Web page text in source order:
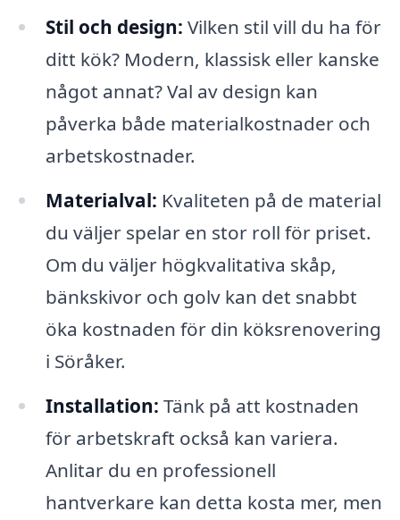
Stil och design: Vilken stil vill du ha för
ditt kök? Modern, klassisk eller kanske
något annat? Val av design kan
påverka både materialkostnader och
arbetskostnader.
Materialval: Kvaliteten på de material
du väljer spelar en stor roll för priset.
Om du väljer högkvalitativa skåp,
bänkskivor och golv kan det snabbt
öka kostnaden för din köksrenovering
i Söråker.
Installation: Tänk på att kostnaden
för arbetskraft också kan variera.
Anlitar du en professionell
hantverkare kan detta kosta mer, men